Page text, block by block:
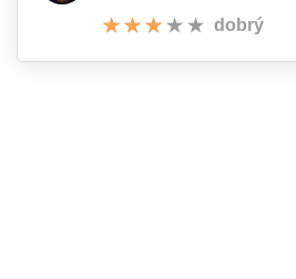
dobrý